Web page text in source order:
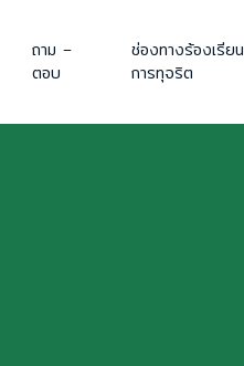
ถาม –
ตอบ
ช่องทางร้องเรียน
การทุจริต